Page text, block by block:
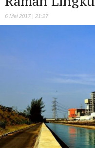
6 Mei 2017 | 21:27